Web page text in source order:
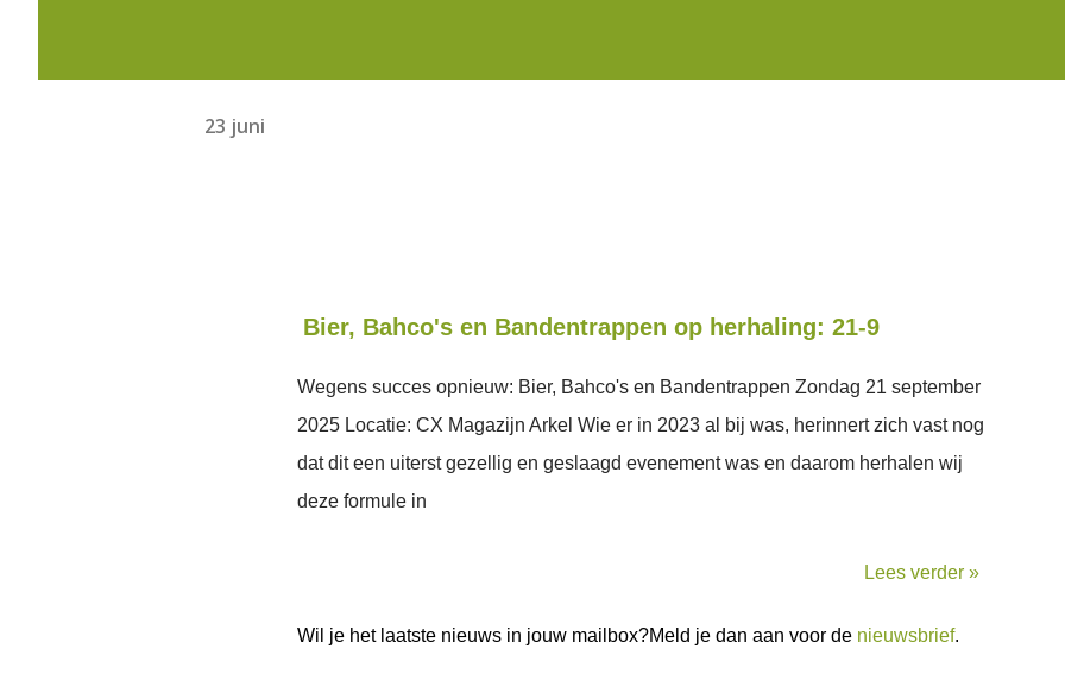
23 juni
Bier, Bahco's en Bandentrappen op herhaling: 21-9
Wegens succes opnieuw: Bier, Bahco's en Bandentrappen Zondag 21 september
2025 Locatie: CX Magazijn Arkel Wie er in 2023 al bij was, herinnert zich vast nog
dat dit een uiterst gezellig en geslaagd evenement was en daarom herhalen wij
deze formule in
Lees verder »
Wil je het laatste nieuws in jouw mailbox?Meld je dan aan voor de nieuwsbrief.